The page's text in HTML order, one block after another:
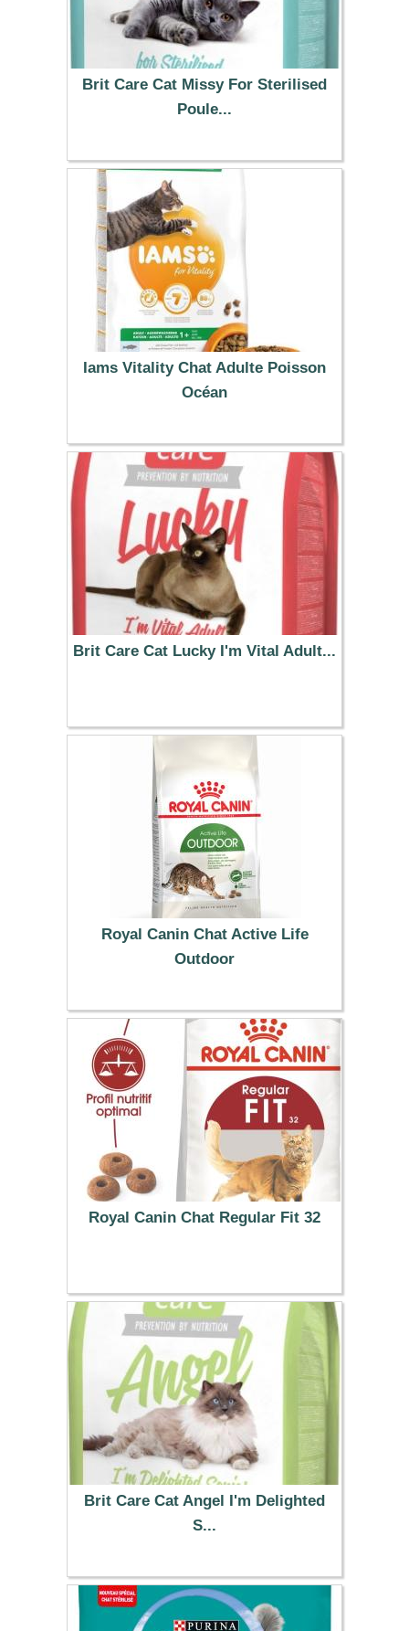
Brit Care Cat Missy For Sterilised
Poule...
13.99 €
Iams Vitality Chat Adulte Poisson
Océan
30.99 €
Brit Care Cat Lucky I'm Vital Adult...
13.99 €
Royal Canin Chat Active Life
Outdoor
19.99 €
Royal Canin Chat Regular Fit 32
47.59 €
Brit Care Cat Angel I'm Delighted
S...
41.99 €